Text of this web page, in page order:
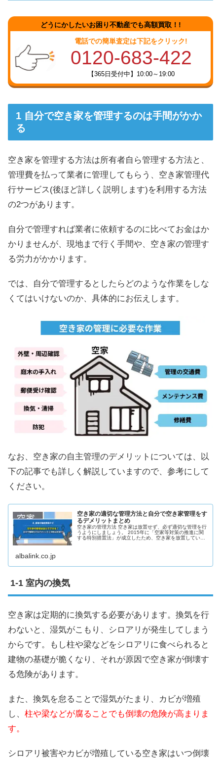
どうにかしたいお困り不動産でも高額買取！!
電話での簡単査定は下記をクリック!
0120-683-422
【365日受付中】10:00～19:00
自分で空き家を管理するのは手間がかか
る
空き家を管理する方法は所有者自ら管理する方法と、
管理費を払って業者に管理してもらう、空き家管理代
行サービス(後ほど詳しく説明します)を利用する方法
の2つがあります。
自分で管理すれば業者に依頼するのに比べてお金はか
かりませんが、現地まで行く手間や、空き家の管理す
る労力がかかります。
では、自分で管理するとしたらどのような作業をしな
くてはいけないのか、具体的にお伝えします。
なお、空き家の自主管理のデメリットについては、以
下の記事でも詳しく解説していますので、参考にして
ください。
空き家の適切な管理方法と自分で空き家管理をす
るデメリットまとめ
空き家の管理方法 空き家は放置せず、必ず適切な管理を行
うようにしましょう。 2015年に「空家等対策の推進に関
する特別措置法」が成立したため、空き家を放置している
albalink.co.jp
室内の換気
空き家は定期的に換気する必要があります。換気を行
わないと、湿気がこもり、シロアリが発生してしまう
からです。もし柱や梁などをシロアリに食べられると
建物の基礎が脆くなり、それが原因で空き家が倒壊す
る危険があります。
また、換気を怠ることで湿気がたまり、カビが増殖
し、 柱や梁などが腐ることでも倒壊の危険が高まりま
す。
シロアリ被害やカビが増殖している空き家はいつ倒壊